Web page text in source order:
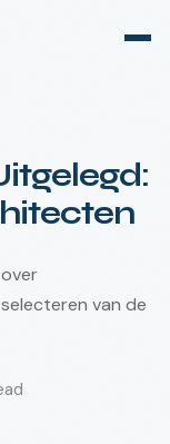
van de